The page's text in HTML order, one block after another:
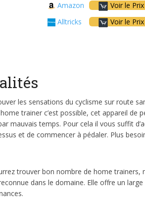
Amazon
Voir le Prix
Alltricks
Voir le Prix
les sensations du cyclisme sur route
trainer c’est possible, cet appareil de
mauvais temps. Pour cela il vous suffit
et de commencer à pédaler. Plus
trouver bon nombre de home trainers,
dans le domaine. Elle offre un